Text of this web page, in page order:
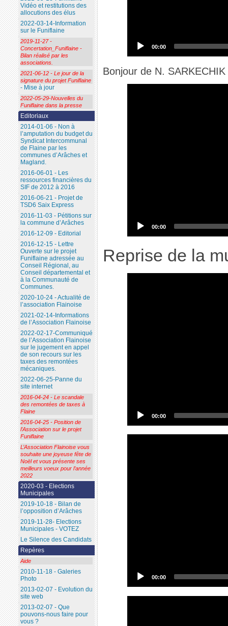
00:00
Bonjour de N. SARKECHIK
00:00
Reprise de la
00:00
00:00
Vidéo et restitutions des
allocutions des élus
2022-03-14-Information
sur le Funiflaine
2019-11-27 -
Concertation_Funiflaine -
Bilan réalisé par les
associations.
2021-06-12 - Le jour de la
signature du projet Funiflaine
- Mise à jour
2022-05-29-Nouvelles du
Funiflaine dans la presse
Editoriaux
2014-01-06 - Non à
l’amputation du budget du
Syndicat Intercommunal
de Flaine par les
communes d’Arâches et
Magland.
2016-06-01 - Les
ressources financières du
SIF de 2012 à 2016
2016-06-21 - Projet de
TSD6 Saix Express
2016-11-03 - Pétitions sur
la commune d’Arâches
2016-12-09 - Editorial
2016-12-15 - Lettre
Ouverte sur le projet
Funiflaine adressée au
Conseil Régional, au
Conseil départemental et
à la Communauté de
Communes.
2020-10-24 - Actualité de
l’association Flainoise
2021-02-14-Informations
de l’Association Flainoise
2022-02-17-Communiqué
de l’Association Flainoise
sur le jugement en appel
de son recours sur les
taxes des remontées
mécaniques.
2022-06-25-Panne du
site internet
2016-04-24 - Le scandale
des remontées de taxes à
Flaine
2016-04-25 - Position de
l’Association sur le projet
Funiflaine
L’Association Flainoise vous
souhaite une joyeuse fête de
Noël et vous présente ses
meilleurs voeux pour l’année
2022
2020-03 - Elections
Municipales
2019-10-18 - Bilan de
l’opposition d’Arâches
2019-11-28- Elections
Municipales - VOTEZ
Le Silence des Candidats
Repères
Aide
2010-11-18 - Galeries
Photo
2013-02-07 - Evolution du
site web
2013-02-07 - Que
pouvons-nous faire pour
vous ?